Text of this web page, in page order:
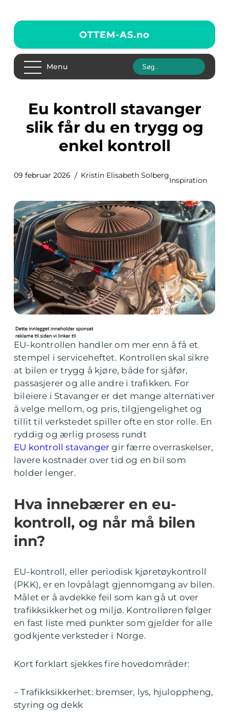
OTTEM-AS.no
Menu
Eu kontroll stavanger
slik får du en trygg og
enkel kontroll
09 februar 2026 Kristin Elisabeth Solberg
Inspiration
EU-kontrollen handler om mer enn å få et
stempel i serviceheftet. Kontrollen skal sikre
at bilen er trygg å kjøre, både for sjåfør,
passasjerer og alle andre i trafikken. For
bileiere i Stavanger er det mange alternativer
å velge mellom, og pris, tilgjengelighet og
tillit til verkstedet spiller ofte en stor rolle. En
ryddig og ærlig prosess rundt
EU kontroll stavanger gir færre overraskelser,
lavere kostnader over tid og en bil som
holder lenger.
Hva innebærer en eu-
kontroll, og når må bilen
inn?
EU-kontroll, eller periodisk kjøretøykontroll
(PKK), er en lovpålagt gjennomgang av bilen.
Målet er å avdekke feil som kan gå ut over
trafikksikkerhet og miljø. Kontrolløren følger
en fast liste med punkter som gjelder for alle
godkjente verksteder i Norge.
Kort forklart sjekkes fire hovedområder:
– Trafikksikkerhet: bremser, lys, hjuloppheng,
styring og dekk